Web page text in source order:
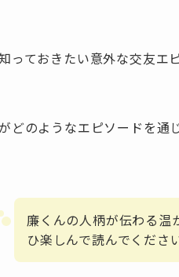
っておきたい意外な交友エ
どのようなエピソードを通
廉くんの人柄が伝わる温
ひ楽しんで読んでくださ